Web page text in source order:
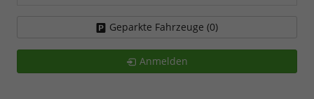
Geparkte Fahrzeuge (0)
Anmelden